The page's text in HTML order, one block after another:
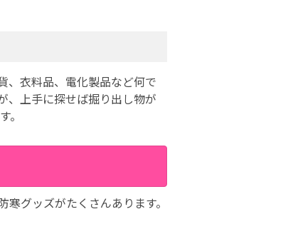
、衣料品、電化製品など何で
、上手に探せば掘り出し物が
。
グッズがたくさんあります。